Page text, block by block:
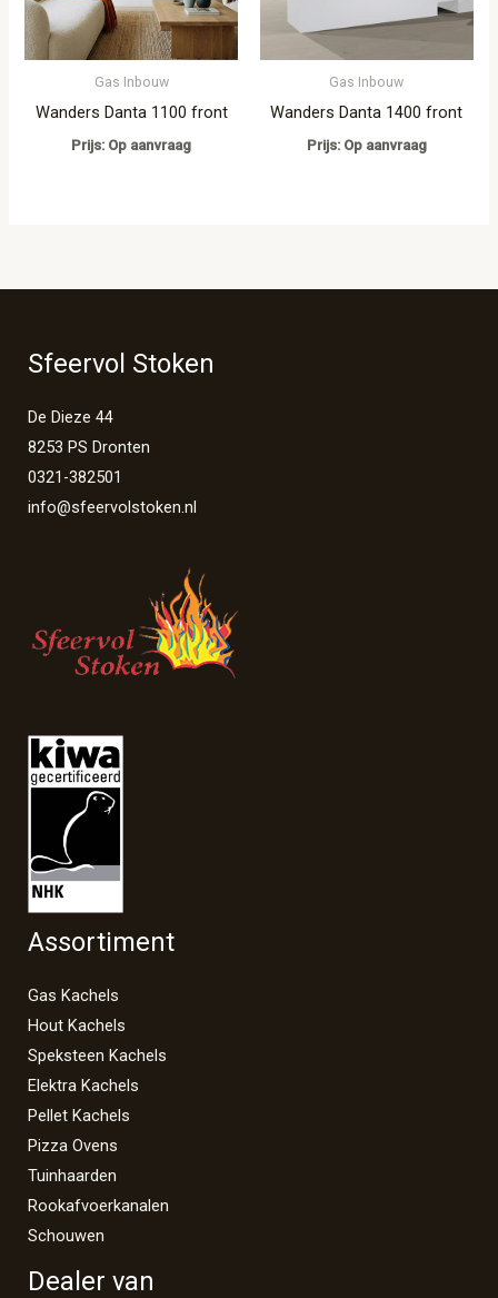
Gas Inbouw
Wanders Danta 1100 front
Prijs: Op aanvraag
Gas Inbouw
Wanders Danta 1400 front
Prijs: Op aanvraag
Sfeervol Stoken
De Dieze 44
8253 PS Dronten
0321-382501
info@sfeervolstoken.nl
Assortiment
Gas Kachels
Hout Kachels
Speksteen Kachels
Elektra Kachels
Pellet Kachels
Pizza Ovens
Tuinhaarden
Rookafvoerkanalen
Schouwen
Dealer van